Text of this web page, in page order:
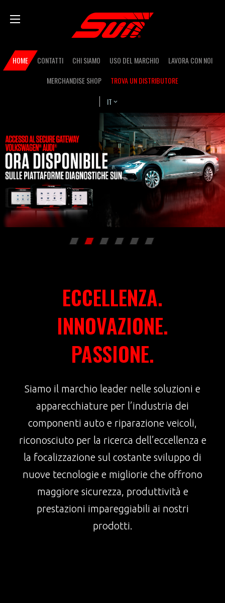
Secondary
navigation
HOME CONTATTI CHI SIAMO USO DEL MARCHIO
LAVORA CON NOI
MERCHANDISE SHOP
TROVA UN DISTRIBUTORE
IT
ECCELLENZA.
INNOVAZIONE.
PASSIONE.
Siamo il marchio leader nelle soluzioni e
apparecchiature per l’industria dei
componenti auto e riparazione veicoli,
riconosciuto per la ricerca dell’eccellenza e
la focalizzazione sul costante sviluppo di
nuove tecnologie e migliorie che offrono
maggiore sicurezza, produttività e
prestazioni impareggiabili ai nostri
prodotti.